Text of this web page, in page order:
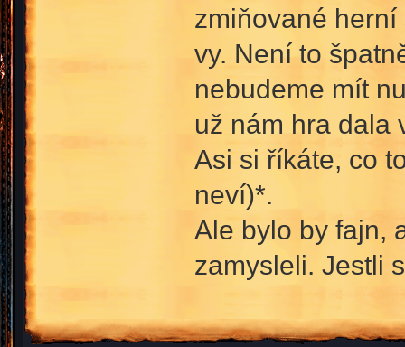
zmiňované
vy. Není to
nebudeme mít
už nám hra dala
Asi si říkáte, co
neví)*.
Ale bylo by fajn,
zamysleli. Jestli